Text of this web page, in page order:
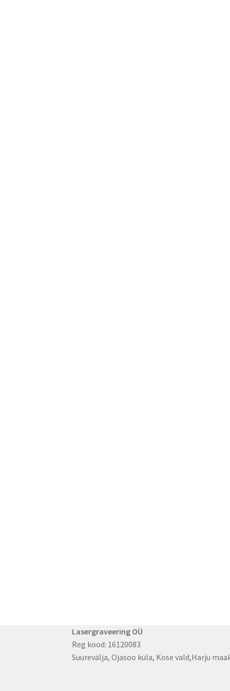
Lasergraveering OÜ
Reg kood: 16120083
Suurevälja, Ojasoo küla, Kose vald,Harju